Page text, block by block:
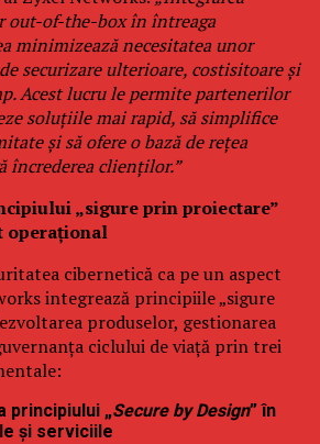
out-of-the-box în întreaga
minimizează necesitatea unor
securizare ulterioare, costisitoare și
Acest lucru le permite partenerilor
soluțiile mai rapid, să simplifice
și să ofere o bază de rețea
încrederea clienților.”
„sigure prin proiectare”
operațional
cibernetică ca pe un aspect
integrează principiile „sigure
produselor, gestionarea
ciclului de viață prin trei
principiului „Secure by Design” în
și serviciile